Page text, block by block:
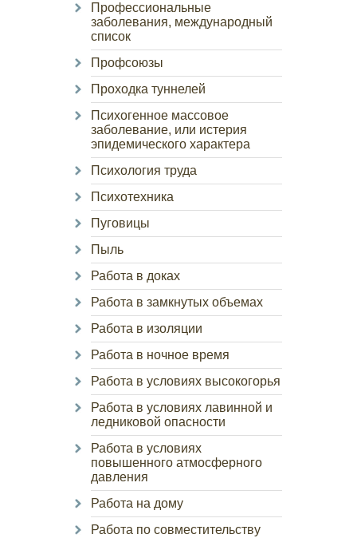
Профессиональные
заболевания, международный
список
Профсоюзы
Проходка туннелей
Психогенное массовое
заболевание, или истерия
эпидемического характера
Психология труда
Психотехника
Пуговицы
Пыль
Работа в доках
Работа в замкнутых объемах
Работа в изоляции
Работа в ночное время
Работа в условиях высокогорья
Работа в условиях лавинной и
ледниковой опасности
Работа в условиях
повышенного атмосферного
давления
Работа на дому
Работа по совместительству